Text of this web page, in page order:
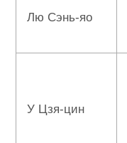
Лю Сэнь-яо
У Цзя-цин